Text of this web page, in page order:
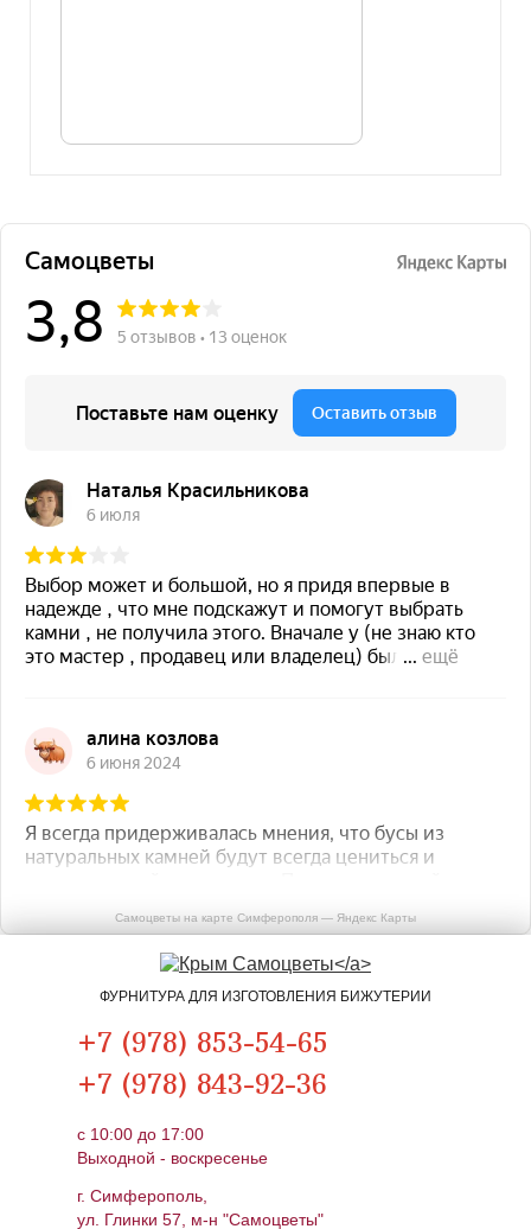
Самоцветы на карте Симферополя — Яндекс Карты
ФУРНИТУРА ДЛЯ ИЗГОТОВЛЕНИЯ БИЖУТЕРИИ
+7 (978) 853-54-65
+7 (978) 843-92-36
c 10:00 до 17:00
Выходной - воскресенье
г. Симферополь,
ул. Глинки 57, м-н "Самоцветы"